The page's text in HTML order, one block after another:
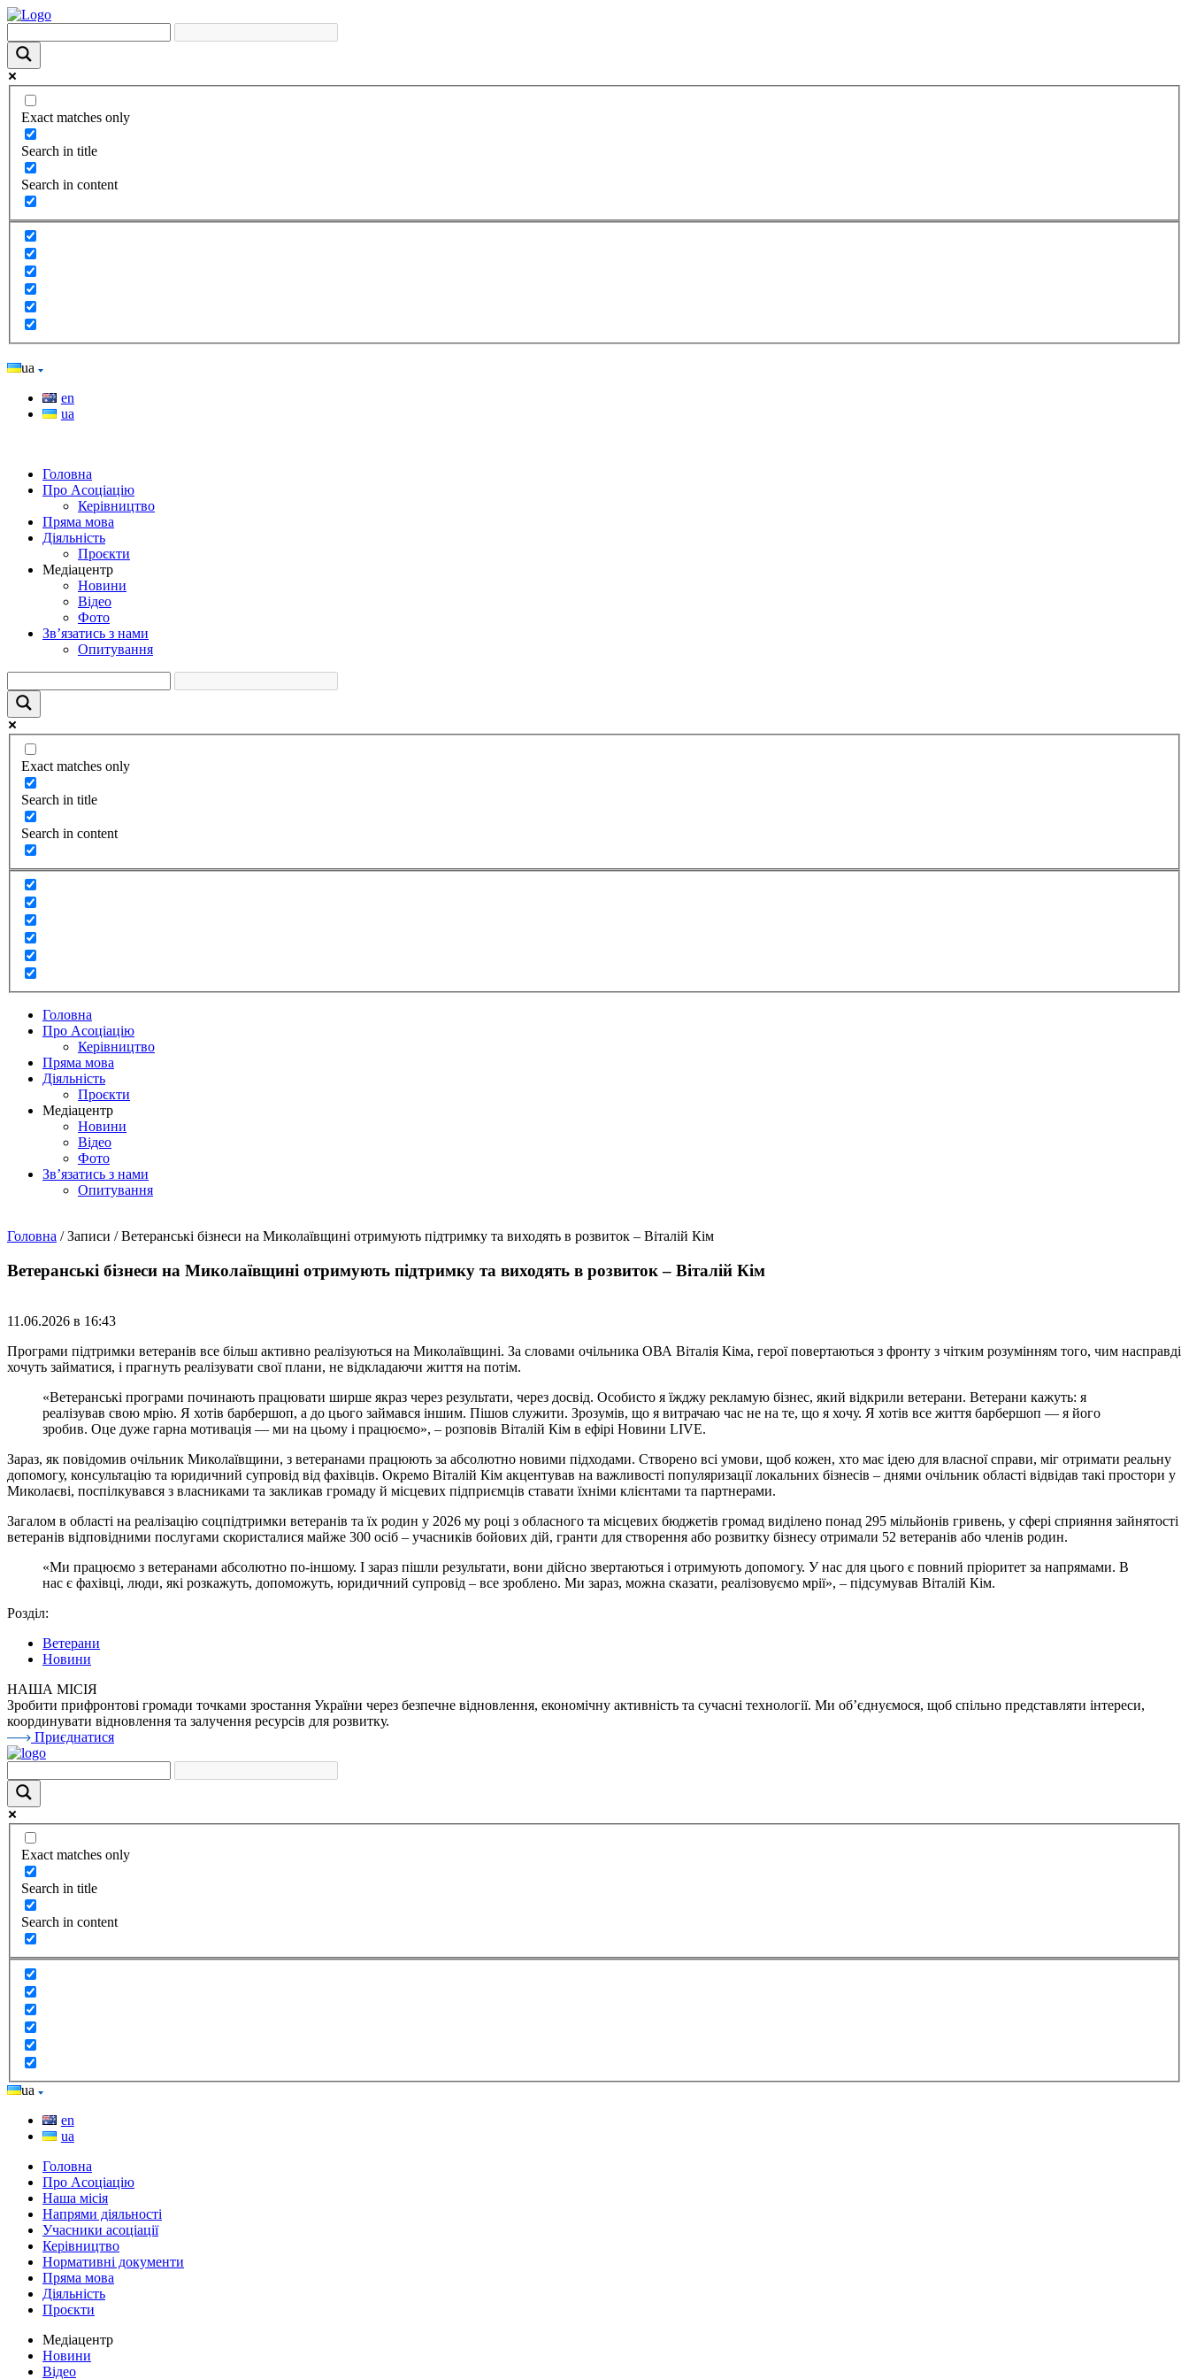
Exact matches only
Search in title
Search in content
ua
en
ua
Головна
Про Асоціацію
Керівництво
Пряма мова
Діяльність
Проєкти
Медіацентр
Новини
Відео
Фото
Зв’язатись з нами
Опитування
Exact matches only
Search in title
Search in content
Головна
Про Асоціацію
Керівництво
Пряма мова
Діяльність
Проєкти
Медіацентр
Новини
Відео
Фото
Зв’язатись з нами
Опитування
Головна /Записи /Ветеранські бізнеси на Миколаївщині отримують підтримку та виходять в розвиток – Віталій Кім
Ветеранські бізнеси на Миколаївщині отримують підтримку та виходять в розвиток – Віталій Кім
11.06.2026 в 16:43
Програми підтримки ветеранів все більш активно реалізуються на Миколаївщині. За словами очільника ОВА Віталія Кіма, герої повертаються з фронту з чітким розумінням того, чим насправді
хочуть займатися, і прагнуть реалізувати свої плани, не відкладаючи життя на потім.
«Ветеранські програми починають працювати ширше якраз через результати, через досвід. Особисто я їжджу рекламую бізнес, який відкрили ветерани. Ветерани кажуть: я
реалізував свою мрію. Я хотів барбершоп, а до цього займався іншим. Пішов служити. Зрозумів, що я витрачаю час не на те, що я хочу. Я хотів все життя барбершоп — я його
зробив. Оце дуже гарна мотивація — ми на цьому і працюємо», – розповів Віталій Кім в ефірі Новини LIVE.
Зараз, як повідомив очільник Миколаївщини, з ветеранами працюють за абсолютно новими підходами. Створено всі умови, щоб кожен, хто має ідею для власної справи, міг отримати реальну
допомогу, консультацію та юридичний супровід від фахівців. Окремо Віталій Кім акцентував на важливості популяризації локальних бізнесів – днями очільник області відвідав такі простори у
Миколаєві, поспілкувався з власниками та закликав громаду й місцевих підприємців ставати їхніми клієнтами та партнерами.
Загалом в області на реалізацію соцпідтримки ветеранів та їх родин у 2026 му році з обласного та місцевих бюджетів громад виділено понад 295 мільйонів гривень, у сфері сприяння зайнятості
ветеранів відповідними послугами скористалися майже 300 осіб – учасників бойових дій, гранти для створення або розвитку бізнесу отримали 52 ветеранів або членів родин.
«Ми працюємо з ветеранами абсолютно по-іншому. І зараз пішли результати, вони дійсно звертаються і отримують допомогу. У нас для цього є повний пріоритет за напрямами. В
нас є фахівці, люди, які розкажуть, допоможуть, юридичний супровід – все зроблено. Ми зараз, можна сказати, реалізовуємо мрії», – підсумував Віталій Кім.
Розділ:
Ветерани
Новини
НАША МІСІЯ
Зробити прифронтові громади точками зростання України через безпечне відновлення, економічну активність та сучасні технології. Ми об’єднуємося, щоб спільно представляти інтереси,
координувати відновлення та залучення ресурсів для розвитку.
Приєднатися
Exact matches only
Search in title
Search in content
ua
en
ua
Головна
Про Асоціацію
Наша місія
Напрями діяльності
Учасники асоціації
Керівництво
Нормативні документи
Пряма мова
Діяльність
Проєкти
Медіацентр
Новини
Відео